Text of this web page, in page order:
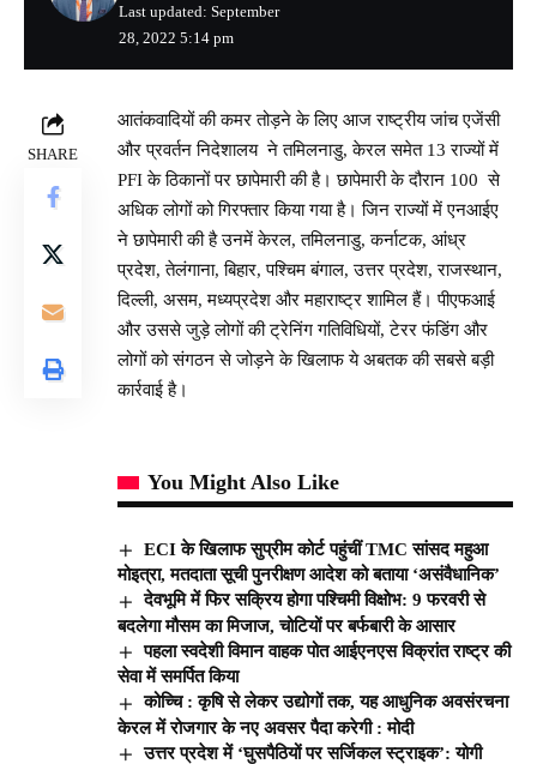
Last updated: September
28, 2022 5:14 pm
SHARE
आतंकवादियों की कमर तोड़ने के लिए आज राष्ट्रीय जांच एजेंसी
और प्रवर्तन निदेशालय ने तमिलनाडु, केरल समेत 13 राज्यों में
PFI के ठिकानों पर छापेमारी की है। छापेमारी के दौरान 100 से
अधिक लोगों को गिरफ्तार किया गया है। जिन राज्यों में एनआईए
ने छापेमारी की है उनमें केरल, तमिलनाडु, कर्नाटक, आंध्र
प्रदेश, तेलंगाना, बिहार, पश्चिम बंगाल, उत्तर प्रदेश, राजस्थान,
दिल्ली, असम, मध्यप्रदेश और महाराष्ट्र शामिल हैं। पीएफआई
और उससे जुड़े लोगों की ट्रेनिंग गतिविधियों, टेरर फंडिंग और
लोगों को संगठन से जोड़ने के खिलाफ ये अबतक की सबसे बड़ी
कार्रवाई है।
You Might Also Like
ECI के खिलाफ सुप्रीम कोर्ट पहुंचीं TMC सांसद महुआ
मोइत्रा, मतदाता सूची पुनरीक्षण आदेश को बताया ‘असंवैधानिक’
देवभूमि में फिर सक्रिय होगा पश्चिमी विक्षोभ: 9 फरवरी से
बदलेगा मौसम का मिजाज, चोटियों पर बर्फबारी के आसार
पहला स्वदेशी विमान वाहक पोत आईएनएस विक्रांत राष्ट्र की
सेवा में समर्पित किया
कोच्चि : कृषि से लेकर उद्योगों तक, यह आधुनिक अवसंरचना
केरल में रोजगार के नए अवसर पैदा करेगी : मोदी
उत्तर प्रदेश में ‘घुसपैठियों पर सर्जिकल स्ट्राइक’: योगी